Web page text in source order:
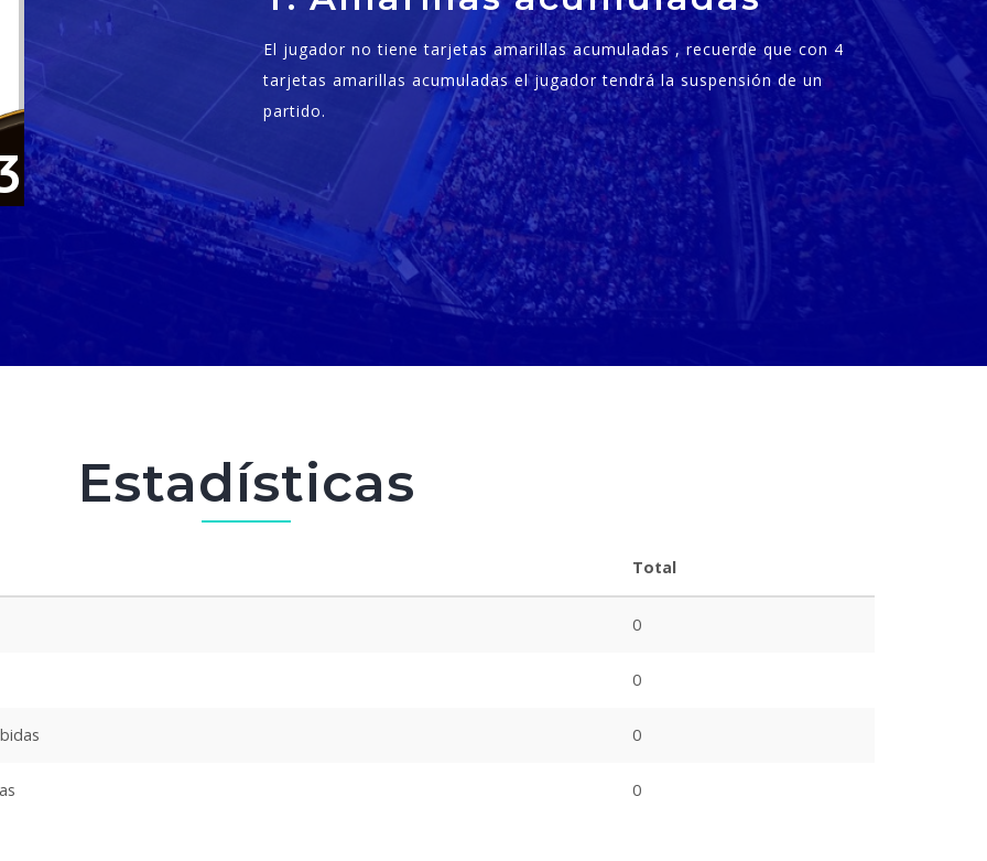
El jugador no tiene tarjetas amarillas acumuladas , recuerde que con 4
tarjetas amarillas acumuladas el jugador tendrá la suspensión de un
partido.
Estadísticas
Total
0
0
0
0